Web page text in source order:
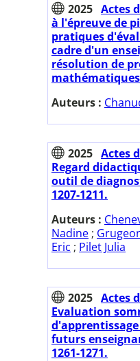
2025 Actes
à l'épreuve de
pratiques
cadre d'un
résolution de
Auteurs :
2025 Actes
Regard
outil de
1207-1211.
Auteurs :
Nadine ;
Eric ; Pilet Julia
2025 Actes
Evaluation
futurs
1261-1271.